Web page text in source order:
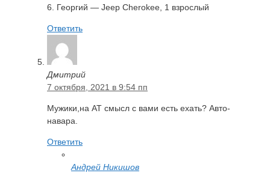
6. Георгий — Jeep Cherokee, 1 взрослый
Ответить
Дмитрий
7 октября, 2021 в 9:54 пп
Мужики,на АТ смысл с вами есть ехать? Авто-
навара.
Ответить
Андрей Никишов